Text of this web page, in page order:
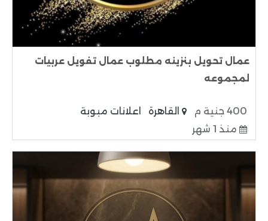
عمال تحويل بنزينه مطلوب عمال تفويل عربيات
لمجموعه
400 جنية م القاهرة
اعلانات مبوبة
منذ 1 شهر